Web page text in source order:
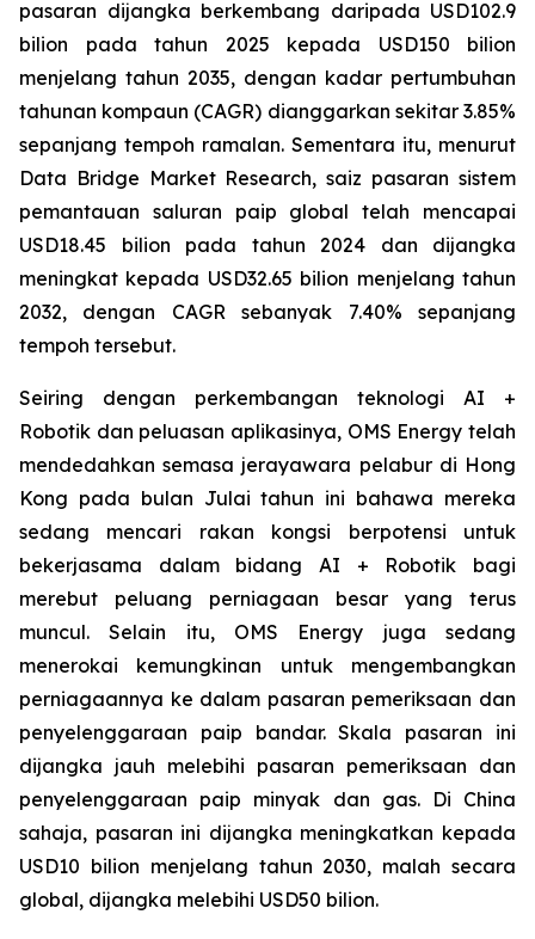
pasaran dijangka berkembang daripada USD102.9
bilion pada tahun 2025 kepada USD150 bilion
menjelang tahun 2035, dengan kadar pertumbuhan
tahunan kompaun (CAGR) dianggarkan sekitar 3.85%
sepanjang tempoh ramalan. Sementara itu, menurut
Data Bridge Market Research, saiz pasaran sistem
pemantauan saluran paip global telah mencapai
USD18.45 bilion pada tahun 2024 dan dijangka
meningkat kepada USD32.65 bilion menjelang tahun
2032, dengan CAGR sebanyak 7.40% sepanjang
tempoh tersebut.
Seiring dengan perkembangan teknologi AI +
Robotik dan peluasan aplikasinya, OMS Energy telah
mendedahkan semasa jerayawara pelabur di Hong
Kong pada bulan Julai tahun ini bahawa mereka
sedang mencari rakan kongsi berpotensi untuk
bekerjasama dalam bidang AI + Robotik bagi
merebut peluang perniagaan besar yang terus
muncul. Selain itu, OMS Energy juga sedang
menerokai kemungkinan untuk mengembangkan
perniagaannya ke dalam pasaran pemeriksaan dan
penyelenggaraan paip bandar. Skala pasaran ini
dijangka jauh melebihi pasaran pemeriksaan dan
penyelenggaraan paip minyak dan gas. Di China
sahaja, pasaran ini dijangka meningkatkan kepada
USD10 bilion menjelang tahun 2030, malah secara
global, dijangka melebihi USD50 bilion.